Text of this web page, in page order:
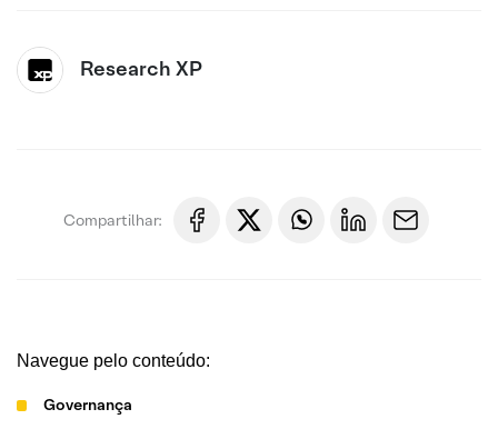
Research XP
Compartilhar:
Navegue pelo conteúdo:
Governança